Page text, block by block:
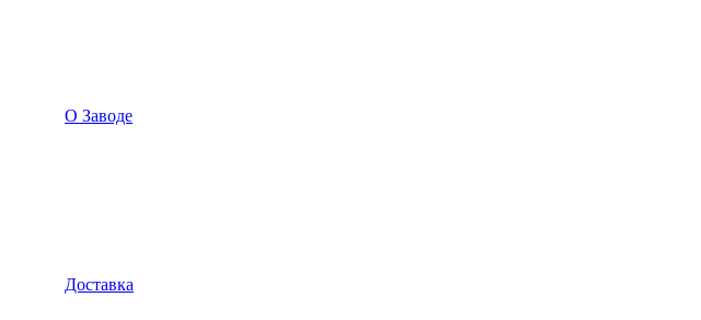
О Заводе
Доставка